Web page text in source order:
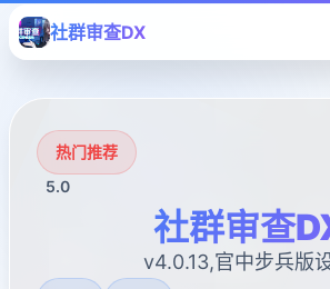
社群审查DX
热门推荐
5.0
社群审查
v4.0.13,官中步兵版